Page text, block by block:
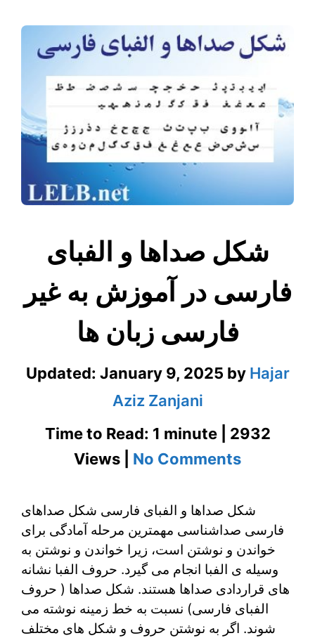
شکل صداها و الفبای
فارسی در آموزش به غیر
فارسی زبان ها
Updated: January 9, 2025 by Hajar
Aziz Zanjani
Time to Read: 1 minute | 2932
Views | No Commentson
صداها
و
الفبای
فارسی
در
شکل صداها و الفبای فارسی شکل صداهای
فارسی صداشناسی مهمترین مرحله آمادگی برای
خواندن و نوشتن است، زیرا خواندن و نوشتن به
وسیله ی الفبا انجام می گیرد. حروف الفبا نشانه
های قراردادی صداها هستند. شکل صداها ( حروف
الفبای فارسی) نسبت به خط زمینه نوشته می
شوند. اگر به نوشتن حروف و شکل های مختلف